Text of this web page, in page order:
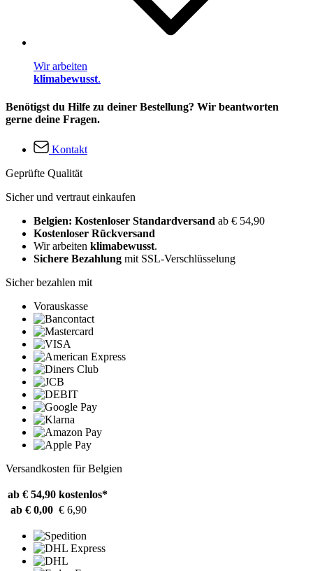
Wir arbeiten
klimabewusst.
Benötigst du Hilfe zu deiner Bestellung? Wir beantworten
gerne deine Fragen.
Kontakt
Geprüfte Qualität
Sicher und vertraut einkaufen
Belgien: Kostenloser Standardversand ab € 54,90
Kostenloser Rückversand
Wir arbeiten klimabewusst.
Sichere Bezahlung mit SSL-Verschlüsselung
Sicher bezahlen mit
Vorauskasse
Versandkosten für Belgien
ab € 54,90 kostenlos*
ab € 0,00 € 6,90